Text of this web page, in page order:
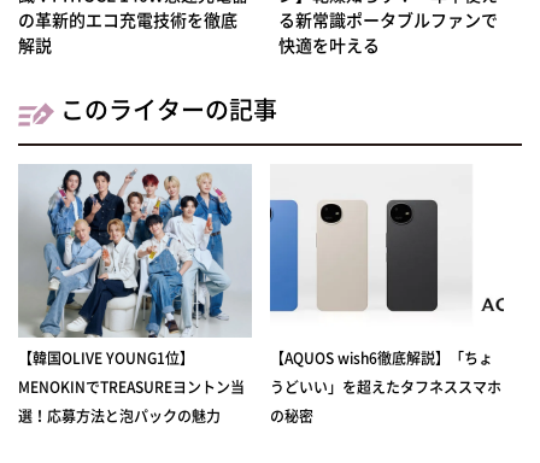
の革新的エコ充電技術を徹底
解説
る新常識ポータブルファンで
快適を叶える
このライターの記事
【韓国OLIVE YOUNG1位】
MENOKINでTREASUREヨントン当
選！応募方法と泡パックの魅力
【AQUOS wish6徹底解説】「ちょ
うどいい」を超えたタフネススマホ
の秘密